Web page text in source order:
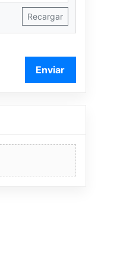
Recargar
Enviar